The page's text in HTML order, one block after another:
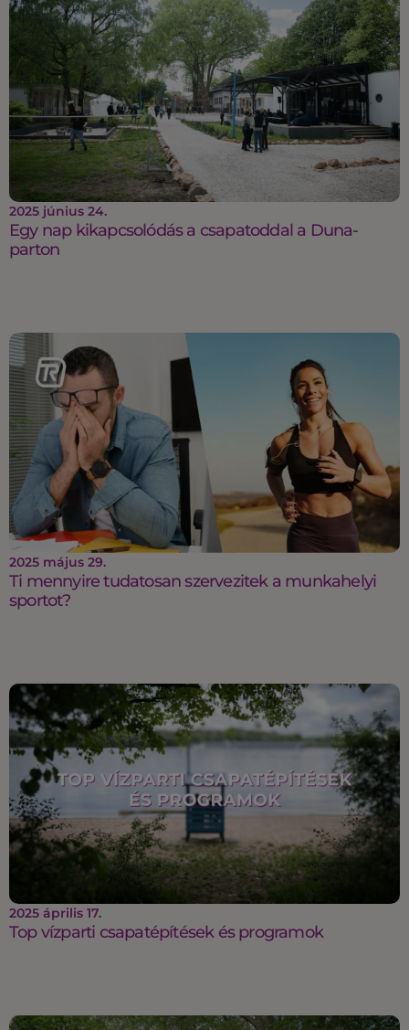
2025 június 24.
Egy nap kikapcsolódás a csapatoddal a Duna-
parton
2025 május 29.
Ti mennyire tudatosan szervezitek a munkahelyi
sportot?
2025 április 17.
Top vízparti csapatépítések és programok